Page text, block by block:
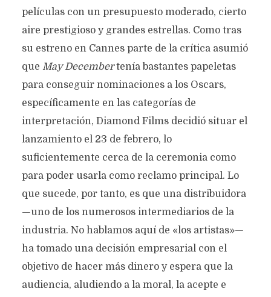
películas con un presupuesto moderado, cierto
aire prestigioso y grandes estrellas. Como tras
su estreno en Cannes parte de la crítica asumió
que May Decembertenía bastantes papeletas
para conseguir nominaciones a los Oscars,
específicamente en las categorías de
interpretación, Diamond Films decidió situar el
lanzamiento el 23 de febrero, lo
suficientemente cerca de la ceremonia como
para poder usarla como reclamo principal. Lo
que sucede, por tanto, es que una distribuidora
—uno de los numerosos intermediarios de la
industria. No hablamos aquí de «los artistas»—
ha tomado una decisión empresarial con el
objetivo de hacer más dinero y espera que la
audiencia, aludiendo a la moral, la acepte e